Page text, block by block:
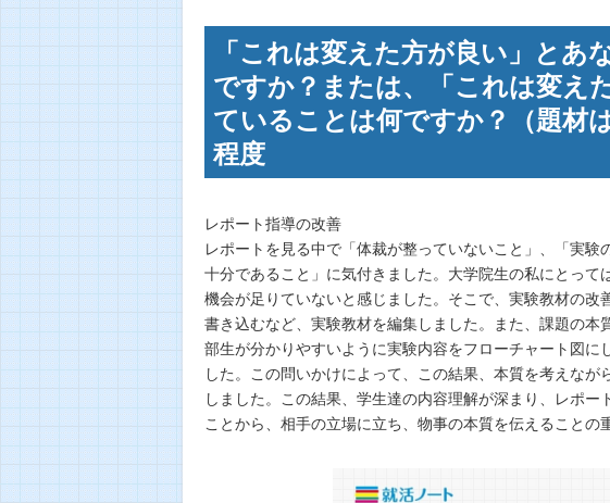
「これは変えた方が良い」と
ですか？または、「これは変え
ていることは何ですか？（題材
程度
レポート指導の改善
レポートを見る中で「体裁が整っていないこと」、「実
十分であること」に気付きました。大学院生の私にとっ
機会が足りていないと感じました。そこで、実験教材の
書き込むなど、実験教材を編集しました。また、課題の
部生が分かりやすいように実験内容をフローチャート図
した。この問いかけによって、この結果、本質を考えな
しました。この結果、学生達の内容理解が深まり、レポ
ことから、相手の立場に立ち、物事の本質を伝えることの